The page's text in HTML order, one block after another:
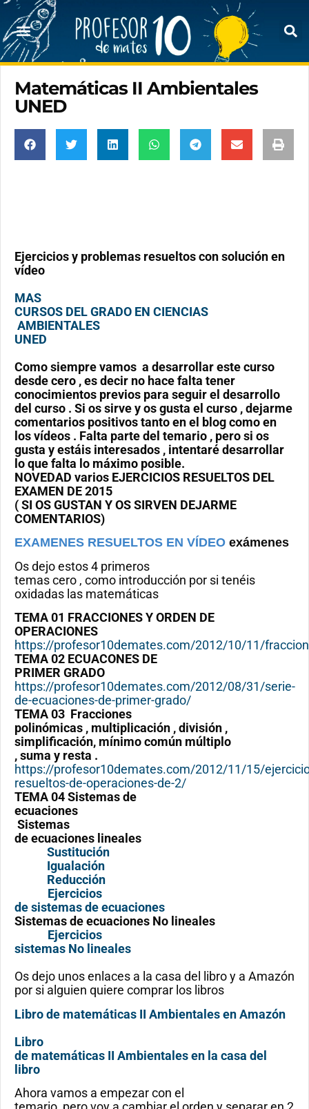
Matemáticas II Ambientales
UNED
Ejercicios y problemas resueltos con solución en
vídeo
MAS
CURSOS DEL GRADO EN CIENCIAS
AMBIENTALES
UNED
Como siempre vamos a desarrollar este curso
desde cero , es decir no hace falta tener
conocimientos previos para seguir el desarrollo
del curso . Si os sirve y os gusta el curso , dejarme
comentarios positivos tanto en el blog como en
los vídeos . Falta parte del temario , pero si os
gusta y estáis interesados , intentaré desarrollar
lo que falta lo máximo posible.
NOVEDAD varios EJERCICIOS RESUELTOS DEL
EXAMEN DE 2015
( SI OS GUSTAN Y OS SIRVEN DEJARME
COMENTARIOS)
EXAMENES RESUELTOS EN VÍDEO exámenes
Os dejo estos 4 primeros
temas cero , como introducción por si tenéis
oxidadas las matemáticas
TEMA01 FRACCIONES Y ORDEN DE
OPERACIONES
https://profesor10demates.com/2012/10/11/
TEMA 02 ECUACONES DE
PRIMER GRADO
https://profesor10demates.com/2012/08/31/serie-
de-ecuaciones-de-primer-grado/
TEMA 03 Fracciones
polinómicas , multiplicación , división ,
simplificación, mínimo común múltiplo
, suma y resta .
https://profesor10demates.com/2012/11/15/
resueltos-de-operaciones-de-2/
TEMA 04 Sistemas de
ecuaciones
Sistemas
de ecuaciones lineales
Sustitución
Igualación
Reducción
Ejercicios
de sistemas de ecuaciones
Sistemas de ecuaciones No lineales
Ejercicios
sistemas No lineales
Os dejo unos enlaces a la casa del libro y a Amazón
por si alguien quiere comprar los libros
Libro de matemáticas II Ambientales en Amazón
Libro
de matemáticas II Ambientales en la casa del
libro
Ahora vamos a empezar con el